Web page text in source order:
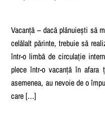
Vacanță – dacă plănuiești să
celălalt părinte, trebuie să
într-o limbă de circulație
plece într-o vacanță în afara
asemenea, au nevoie de o
care […]